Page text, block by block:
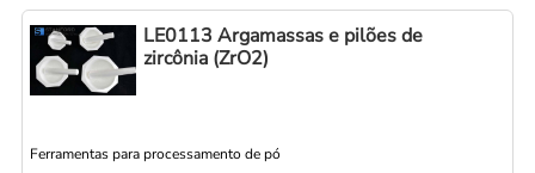
LE0113 Argamassas e pilões de
zircônia (ZrO2)
Ferramentas para processamento de pó